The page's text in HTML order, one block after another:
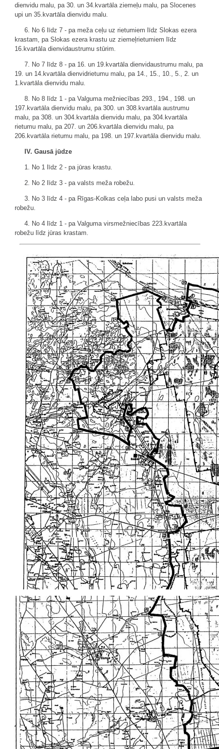
dienvidu malu, pa 30. un 34.kvartāla ziemeļu malu, pa Slocenes
upi un 35.kvartāla dienvidu malu.
6. No 6 līdz 7 - pa meža ceļu uz rietumiem līdz Slokas ezera
krastam, pa Slokas ezera krastu uz ziemeļrietumiem līdz
16.kvartāla dienvidaustrumu stūrim.
7. No 7 līdz 8 - pa 16. un 19.kvartāla dienvidaustrumu malu, pa
19. un 14.kvartāla dienvidrietumu malu, pa 14., 15., 10., 5., 2. un
1.kvartāla dienvidu malu.
8. No 8 līdz 1 - pa Valguma mežniecības 293., 194., 198. un
197.kvartāla dienvidu malu, pa 300. un 308.kvartāla austrumu
malu, pa 308. un 304.kvartāla dienvidu malu, pa 304.kvartāla
rietumu malu, pa 207. un 206.kvartāla dienvidu malu, pa
206.kvartāla rietumu malu, pa 198. un 197.kvartāla dienvidu malu.
IV. Gausā jūdze
1. No 1 līdz 2 - pa jūras krastu.
2. No 2 līdz 3 - pa valsts meža robežu.
3. No 3 līdz 4 - pa Rīgas-Kolkas ceļa labo pusi un valsts meža
robežu.
4. No 4 līdz 1 - pa Valguma virsmežniecības 223.kvartāla
robežu līdz jūras krastam.